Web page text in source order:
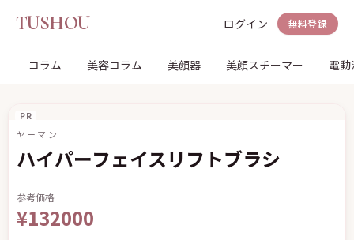
TUSHOU ログイン 無料登録
コラム 美容コラム 美顔器 美顔スチーマー 電
PR
ヤーマン
ハイパーフェイスリフトブラシ
参考価格
¥132000